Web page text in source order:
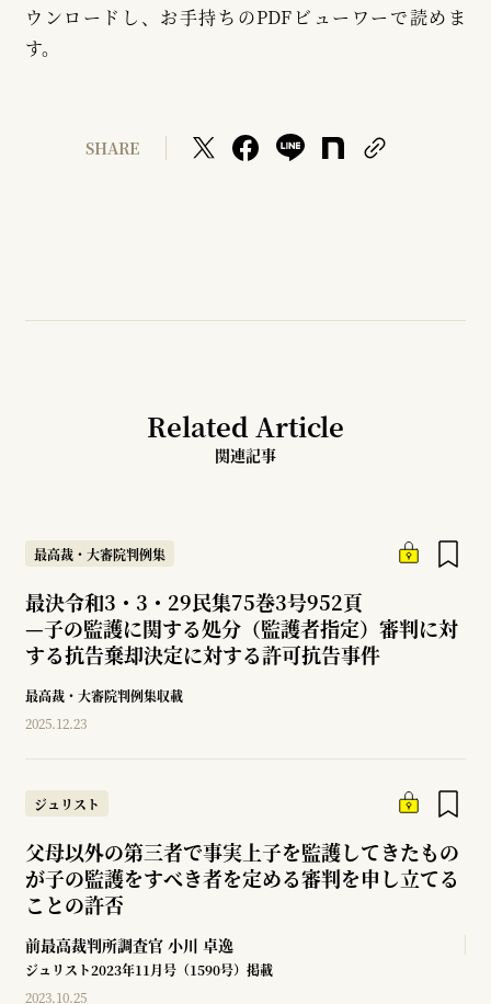
ウンロードし、お手持ちのPDFビューワーで読めま
す。
SHARE
Related Article
関連記事
最高裁・大審院判例集
最決令和3・3・29民集75巻3号952頁
—子の監護に関する処分（監護者指定）審判に対
する抗告棄却決定に対する許可抗告事件
最高裁・大審院判例集収載
2025.12.23
ジュリスト
父母以外の第三者で事実上子を監護してきたもの
が子の監護をすべき者を定める審判を申し立てる
ことの許否
前最高裁判所調査官 小川 卓逸
ジュリスト2023年11月号（1590号）掲載
2023.10.25